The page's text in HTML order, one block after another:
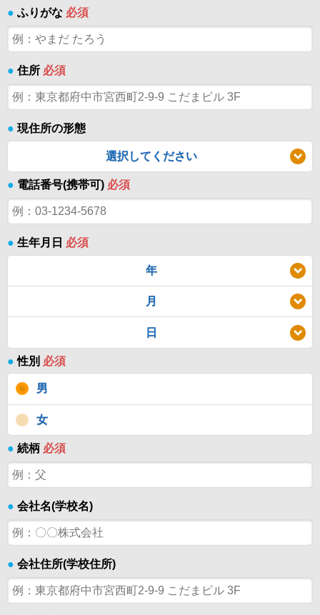
● ふりがな 必須
● 住所 必須
● 現住所の形態
選択してください
● 電話番号(携帯可) 必須
● 生年月日 必須
年
月
日
● 性別 必須
男
女
● 続柄 必須
● 会社名(学校名)
● 会社住所(学校住所)